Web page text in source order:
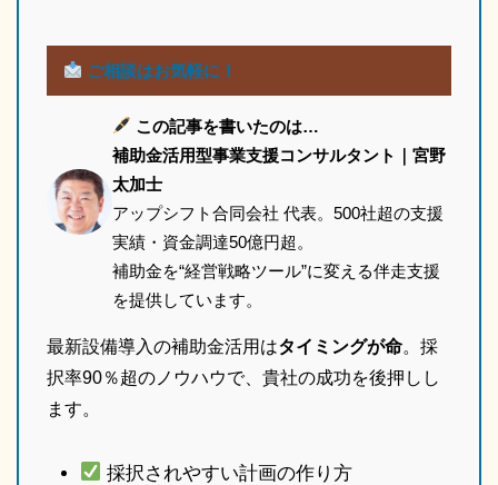
ご相談はお気軽に！
この記事を書いたのは…
補助金活用型事業支援コンサルタント｜宮野
太加士
アップシフト合同会社 代表。500社超の支援
実績・資金調達50億円超。
補助金を“経営戦略ツール”に変える伴走支援
を提供しています。
最新設備導入の補助金活用はタイミングが命。採
択率90％超のノウハウで、貴社の成功を後押しし
ます。
採択されやすい計画の作り方